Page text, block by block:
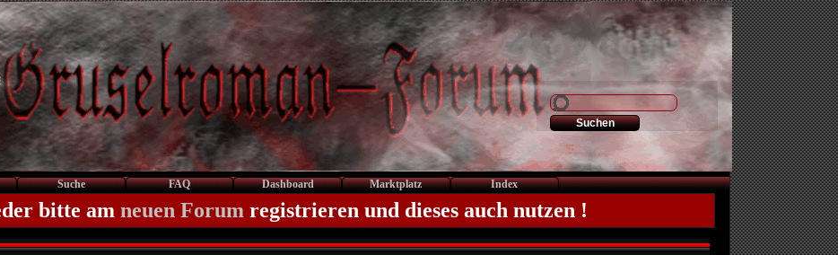
Suche FAQ Dashboard Marktplatz Index
bitte am neuen Forum registrieren und dieses auch nutzen !